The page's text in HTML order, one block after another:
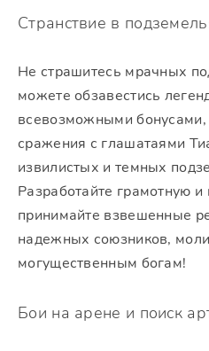
Странствие в
Не страшитесь мрачных
можете обзавестись
всевозможными бонусами,
сражения с глашатаями
извилистых и темных
Разработайте грамотную
принимайте взвешенные
надежных союзников,
могущественным богам!
Бои на арене и поиск